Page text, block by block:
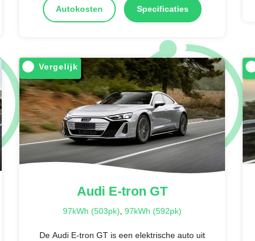
Autokosten Specificaties
Vergelijk
Audi E-tron GT
97kWh (503pk) 97kWh (592pk)
De Audi E-tron GT is een elektrische auto uit